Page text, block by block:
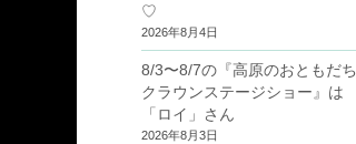
♡
2026年8月4日
8/3〜8/7の『高原のおともだち
クラウンステージショー』は
「ロイ」さん
2026年8月3日